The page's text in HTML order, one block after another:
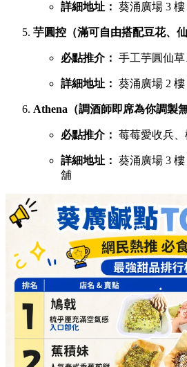
詳細地址： 葵涌廣場 3
芋圓控（滿可自由搭配豆花、仙
必點推介： 手工芋圓仙
詳細地址： 葵涌廣場 2 樓
Athena（調酒師即席為你調製
必點推介： 莓莓愛收兵
詳細地址： 葵涌廣場 3 樓
舖